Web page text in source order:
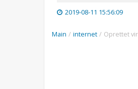
2019-08-11 15:56:09
Main / internet / Oprettet